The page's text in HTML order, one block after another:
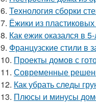
6. Технология сборки
7. Ёжики из
8. Как ежик оказался в
9. Французские стили в
10. Проекты домов с
11. Современные
12. Как убрать следы
13. Плюсы и минусы